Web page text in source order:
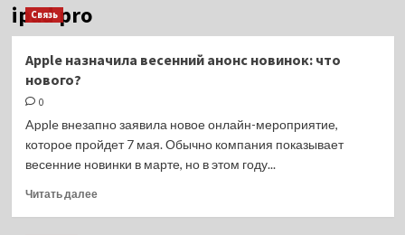
ipad pro
Связь
Apple назначила весенний анонс новинок: что
нового?
0
Apple внезапно заявила новое онлайн-мероприятие,
которое пройдет 7 мая. Обычно компания показывает
весенние новинки в марте, но в этом году...
Читать далееПрочитать